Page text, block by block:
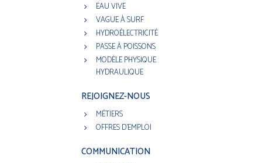
EAU VIVE
VAGUE À SURF
HYDROÉLECTRICITÉ
PASSE À POISSONS
MODÈLE PHYSIQUE
HYDRAULIQUE
REJOIGNEZ-NOUS
MÉTIERS
OFFRES D'EMPLOI
COMMUNICATION